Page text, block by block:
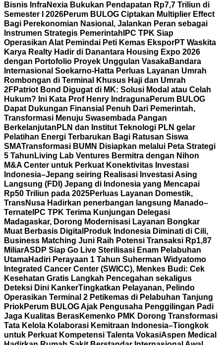
Bisnis InfraNexia Bukukan Pendapatan Rp7,7 Triliun di
Semester I 2026Perum BULOG Ciptakan Multiplier Effect
Bagi Perekonomian Nasional, Jalankan Peran sebagai
Instrumen Strategis Pemerintah IPC TPK Siap
Operasikan Alat Pemindai Peti Kemas EksporPT Waskita
Karya Realty Hadir di Danantara Housing Expo 2026
dengan Portofolio Proyek Unggulan VasakaBandara
Internasional Soekarno-Hatta Perluas Layanan Umrah
Rombongan di Terminal Khusus Haji dan Umrah
2FPatriot Bond Digugat di MK: Solusi Modal atau Celah
Hukum? Ini Kata Prof Henry IndragunaPerum BULOG
Dapat Dukungan Finansial Penuh Dari Pemerintah,
Transformasi Menuju Swasembada Pangan
Berkelanjutan PLN dan Institut Teknologi PLN gelar
Pelatihan Energi Terbarukan Bagi Ratusan Siswa
SMATransformasi BUMN Disiapkan melalui Peta Strategi
5 Tahun Living Lab Ventures Bermitra dengan Nihon
M&A Center untuk Perkuat Konektivitas Investasi
Indonesia–Jepang seiring Realisasi Investasi Asing
Langsung (FDI) Jepang di Indonesia yang Mencapai
Rp50 Triliun pada 2025Perluas Layanan Domestik,
TransNusa Hadirkan penerbangan langsung Manado–
Ternate IPC TPK Terima Kunjungan Delegasi
Madagaskar, Dorong Modernisasi Layanan Bongkar
Muat Berbasis Digital Produk Indonesia Diminati di Cili,
Business Matching Juni Raih Potensi Transaksi Rp1,87
MiliarASDP Siap Go Live Sterilisasi Enam Pelabuhan
UtamaHadiri Perayaan 1 Tahun Suherman Widyatomo
Integrated Cancer Center (SWICC), Menkes Budi: Cek
Kesehatan Gratis Langkah Pencegahan sekaligus
Deteksi Dini KankerTingkatkan Pelayanan, Pelindo
Operasikan Terminal 2 Petikemas di Pelabuhan Tanjung
PriokPerum BULOG Ajak Pengusaha Penggilingan Padi
Jaga Kualitas BerasKemenko PMK Dorong Transformasi
Tata Kelola Kolaborasi Kemitraan Indonesia–Tiongkok
untuk Perkuat Kompetensi Talenta VokasiAspen Medical